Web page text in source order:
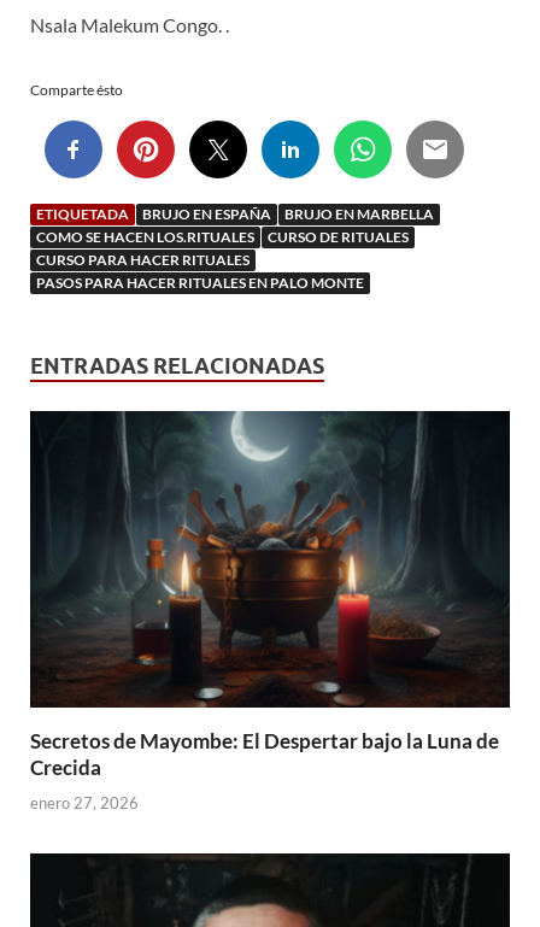
Nsala Malekum Congo. .
Comparte ésto
ETIQUETADA BRUJO EN ESPAÑA
BRUJO EN MARBELLA
COMO SE HACEN LOS.RITUALES
CURSO DE RITUALES
CURSO PARA HACER RITUALES
PASOS PARA HACER RITUALES EN PALO MONTE
ENTRADAS RELACIONADAS
Secretos de Mayombe: El Despertar bajo la Luna de
Crecida
enero 27, 2026